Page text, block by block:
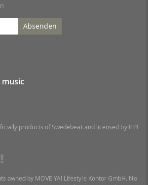
Absenden
products of Swedebeat and licensed by IFPI
owned by MOVE YA! Lifestyle Kontor GmbH. No